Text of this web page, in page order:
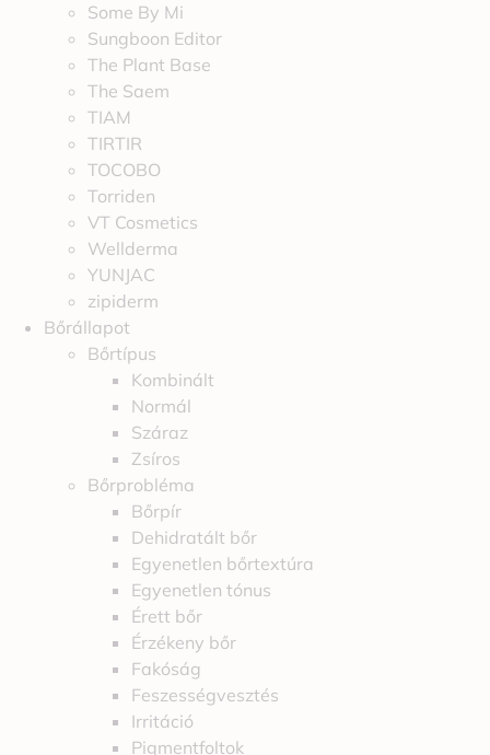
Some By Mi
Sungboon Editor
The Plant Base
The Saem
TIAM
TIRTIR
TOCOBO
Torriden
VT Cosmetics
Wellderma
YUNJAC
zipiderm
Bőrállapot
Bőrtípus
Kombinált
Normál
Száraz
Zsíros
Bőrprobléma
Bőrpír
Dehidratált bőr
Egyenetlen bőrtextúra
Egyenetlen tónus
Érett bőr
Érzékeny bőr
Fakóság
Feszességvesztés
Irritáció
Pigmentfoltok